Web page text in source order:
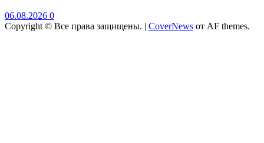
06.08.2026 0
Copyright © Все права защищены. | CoverNews от AF themes.